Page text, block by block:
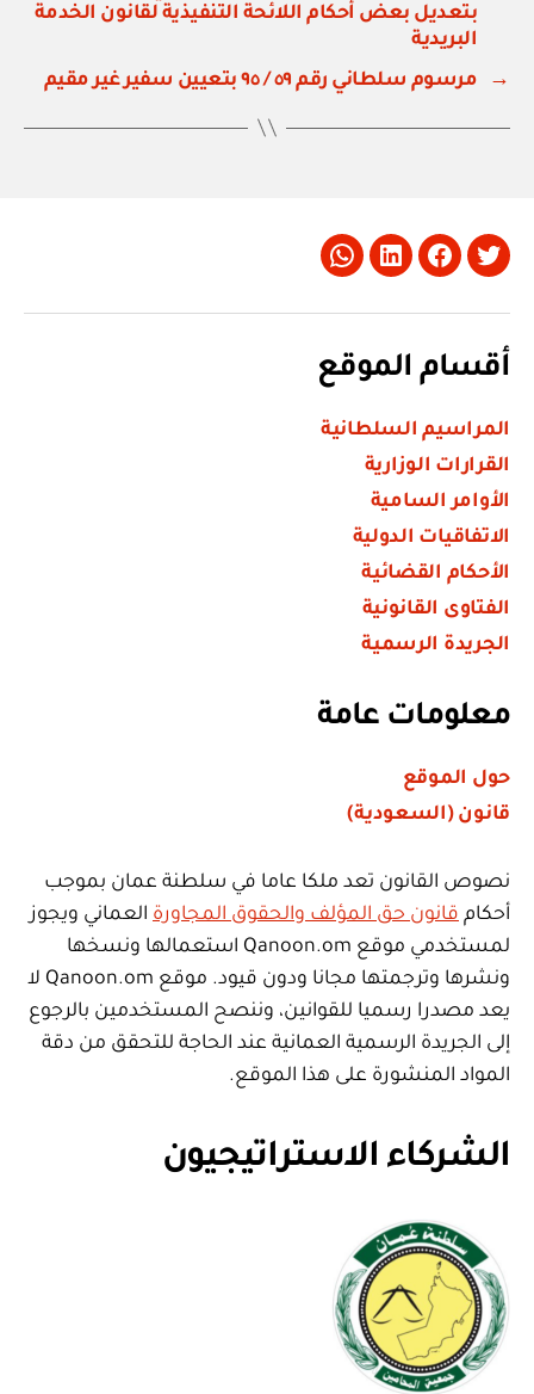
بتعديل بعض أحكام اللائحة التنفيذية لقانون الخدمة
البريدية
→
مرسوم سلطاني رقم ٥٩ / ٩٥ بتعيين سفير غير مقيم
Twitter
Facebook
LinkedIn
Whatsapp
أقسام الموقع
المراسيم السلطانية
القرارات الوزارية
الأوامر السامية
الاتفاقيات الدولية
الأحكام القضائية
الفتاوى القانونية
الجريدة الرسمية
معلومات عامة
حول الموقع
قانون (السعودية)
نصوص القانون تعد ملكا عاما في سلطنة عمان بموجب
أحكام قانون حق المؤلف والحقوق المجاورة العماني ويجوز
لمستخدمي موقع Qanoon.om استعمالها ونسخها
ونشرها وترجمتها مجانا ودون قيود. موقع Qanoon.om لا
يعد مصدرا رسميا للقوانين، وننصح المستخدمين بالرجوع
إلى الجريدة الرسمية العمانية عند الحاجة للتحقق من دقة
المواد المنشورة على هذا الموقع.
الشركاء الاستراتيجيون